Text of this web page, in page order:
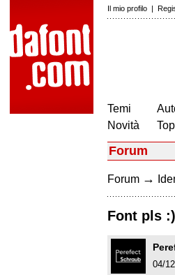
Il mio profilo |
Temi
Novità
Top
Forum
Forum →
Font pls :)
04/